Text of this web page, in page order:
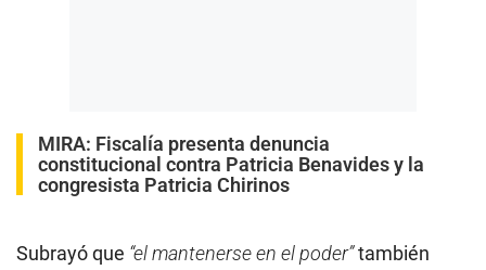
MIRA: Fiscalía presenta denuncia
constitucional contra Patricia Benavides y la
congresista Patricia Chirinos
Subrayó que “el mantenerse en el poder”también